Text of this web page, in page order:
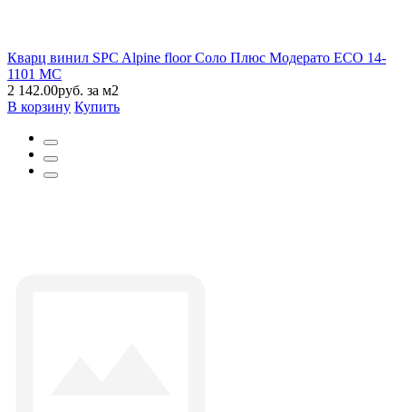
Кварц винил SPC Alpine floor Соло Плюс Модерато ЕСО 14-
1101 MC
2 142.00руб. за м2
В корзину Купить